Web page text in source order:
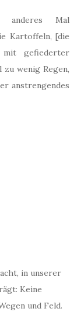
anderes Mal
Kartoffeln, [die
gefiederter
wenig Regen,
anstrengendes
in unserer
Keine
und Feld.